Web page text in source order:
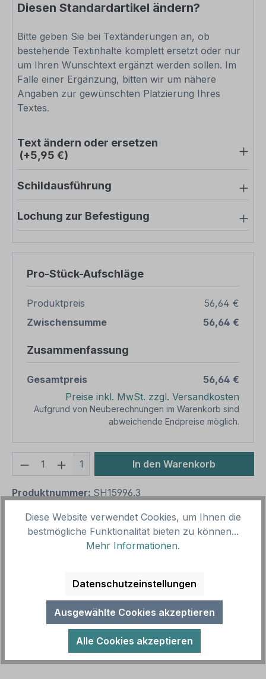
Diesen Standardartikel ändern?
Bitte geben Sie bei Textänderungen an, ob
bestehende Textinhalte komplett ersetzt oder nur
um Ihren Wunschtext ergänzt werden sollen. Im
Falle einer Ergänzung, bitten wir um nähere
Angaben zur gewünschten Platzierung Ihres
Textes.
Text ändern oder ersetzen
(+5,95 €)
Schildausführung
Lochung zur Befestigung
Pro-Stück-Aufschläge
Produktpreis
56,64 €
Zwischensumme
56,64 €
Zusammenfassung
Gesamtpreis
56,64 €
Preise inkl. MwSt. zzgl. Versandkosten
Aufgrund von Neuberechnungen im Warenkorb sind
abweichende Endpreise möglich.
Produkt Anzahl: Gib den
1 In den Warenkorb
Produktnummer: SH15996.3
zahlreichen Größen und Ausführungen als
Diese Website verwendet Cookies, um Ihnen die
bestmögliche Funktionalität bieten zu können...
Mehr Informationen.
Datenschutzeinstellungen
Ausgewählte Cookies akzeptieren
Alle Cookies akzeptieren